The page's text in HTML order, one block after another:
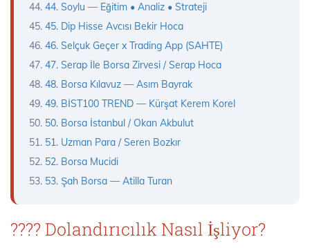
44. Soylu — Eğitim • Analiz • Strateji
45. Dip Hisse Avcısı Bekir Hoca
46. Selçuk Geçer x Trading App (SAHTE)
47. Serap İle Borsa Zirvesi / Serap Hoca
48. Borsa Kılavuz — Asım Bayrak
49. BİST100 TREND — Kürşat Kerem Korel
50. Borsa İstanbul / Okan Akbulut
51. Uzman Para / Seren Bozkır
52. Borsa Mucidi
53. Şah Borsa — Atilla Turan
???? Dolandırıcılık Nasıl İşliyor?